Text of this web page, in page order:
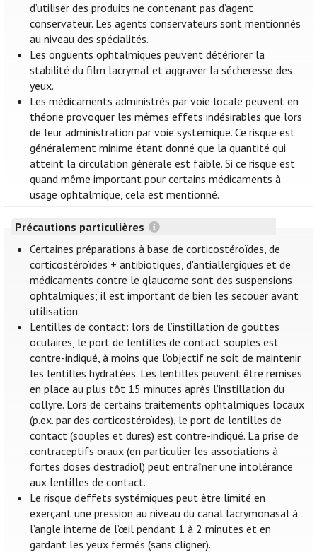
d’utiliser des produits ne contenant pas d’agent
conservateur. Les agents conservateurs sont mentionnés
au niveau des spécialités.
Les onguents ophtalmiques peuvent détériorer la
stabilité du film lacrymal et aggraver la sécheresse des
yeux.
Les médicaments administrés par voie locale peuvent en
théorie provoquer les mêmes effets indésirables que lors
de leur administration par voie systémique. Ce risque est
généralement minime étant donné que la quantité qui
atteint la circulation générale est faible. Si ce risque est
quand même important pour certains médicaments à
usage ophtalmique, cela est mentionné.
Précautions particulières
Certaines préparations à base de corticostéroïdes, de
corticostéroïdes + antibiotiques, d'antiallergiques et de
médicaments contre le glaucome sont des suspensions
ophtalmiques; il est important de bien les secouer avant
utilisation.
Lentilles de contact: lors de l’instillation de gouttes
oculaires, le port de lentilles de contact souples est
contre-indiqué, à moins que l’objectif ne soit de maintenir
les lentilles hydratées. Les lentilles peuvent être remises
en place au plus tôt 15 minutes après l’instillation du
collyre. Lors de certains traitements ophtalmiques locaux
(p.ex. par des corticostéroïdes), le port de lentilles de
contact (souples et dures) est contre-indiqué. La prise de
contraceptifs oraux (en particulier les associations à
fortes doses d'estradiol) peut entraîner une intolérance
aux lentilles de contact.
Le risque d'effets systémiques peut être limité en
exerçant une pression au niveau du canal lacrymonasal à
l’angle interne de l’œil pendant 1 à 2 minutes et en
gardant les yeux fermés (sans cligner).